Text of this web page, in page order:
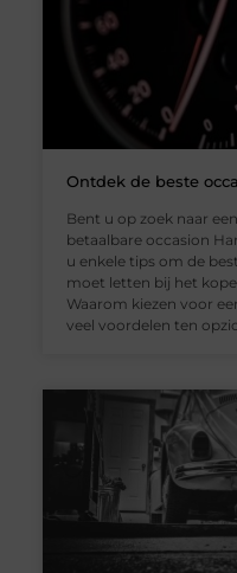
Ontdek de beste
Bent u op zoek naar
betaalbare occasion
u enkele tips om de
moet letten bij het
Waarom kiezen voor
veel voordelen ten